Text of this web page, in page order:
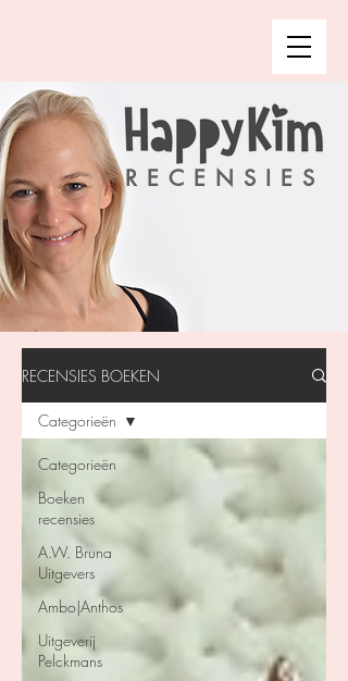
RECENSIES
RECENSIES BOEKEN
Categorieën
Boeken
recensies
A.W. Bruna
Uitgevers
Ambo|Anthos
Uitgeverij
Pelckmans
Categorieën